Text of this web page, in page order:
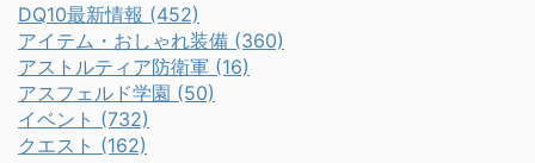
DQ10最新情報 (452)
アイテム・おしゃれ装備 (360)
アストルティア防衛軍 (16)
アスフェルド学園 (50)
イベント (732)
クエスト (162)